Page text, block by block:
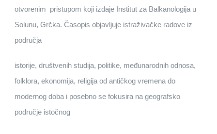
otvorenim pristupom koji izdaje Institut za Balkanologija u
Solunu, Grčka. Časopis objavljuje istraživačke radove iz
područja
istorije, društvenih studija, politike, međunarodnih odnosa,
folklora, ekonomija, religija od antičkog vremena do
modernog doba i posebno se fokusira na geografsko
područje istočnog